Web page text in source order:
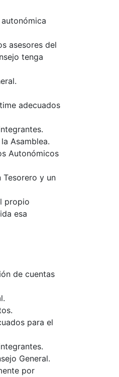
asesores del
tenga
adecuados
Asamblea.
Autonómicos
Tesorero y un
propio
esa
de cuentas
para el
General.
por